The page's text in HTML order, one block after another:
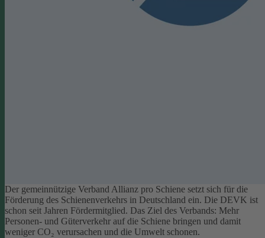
Der gemeinnützige Verband Allianz pro Schiene setzt sich für die
Förderung des Schienenverkehrs in Deutschland ein. Die DEVK ist
schon seit Jahren Fördermitglied. Das Ziel des Verbands: Mehr
Personen- und Güterverkehr auf die Schiene bringen und damit
weniger CO₂ verursachen und die Umwelt schonen.